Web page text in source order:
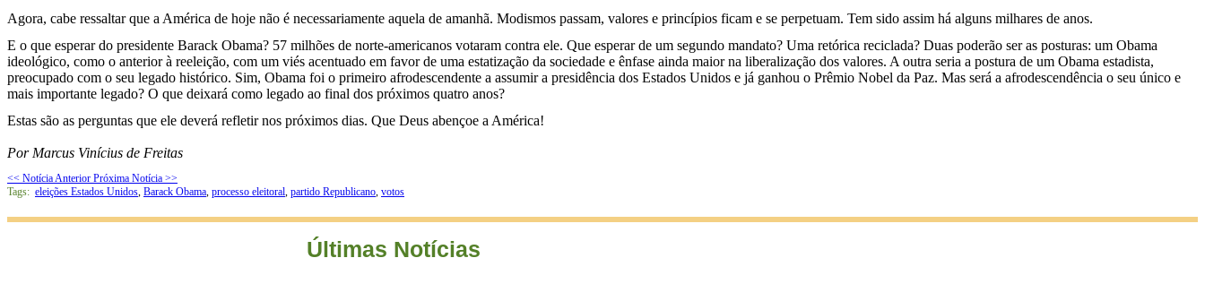
Agora, cabe ressaltar que a América de hoje não é necessariamente aquela de amanhã. Modismos passam, valores e princípios ficam e se perpetuam. Tem sido assim há alguns milhares de anos.
E o que esperar do presidente Barack Obama? 57 milhões de norte-americanos votaram contra ele. Que esperar de um segundo mandato? Uma retórica reciclada? Duas poderão ser as posturas: um Obama
ideológico, como o anterior à reeleição, com um viés acentuado em favor de uma estatização da sociedade e ênfase ainda maior na liberalização dos valores. A outra seria a postura de um Obama estadista,
preocupado com o seu legado histórico. Sim, Obama foi o primeiro afrodescendente a assumir a presidência dos Estados Unidos e já ganhou o Prêmio Nobel da Paz. Mas será a afrodescendência o seu único e
mais importante legado? O que deixará como legado ao final dos próximos quatro anos?
Estas são as perguntas que ele deverá refletir nos próximos dias. Que Deus abençoe a América!
Por Marcus Vinícius de Freitas
<< Notícia Anterior Próxima Notícia >>
Tags: eleições Estados Unidos, Barack Obama, processo eleitoral, partido Republicano, votos
Últimas Notícias